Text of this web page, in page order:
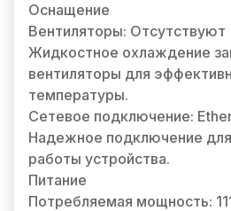
Оснащение
Вентиляторы: Отсутствуют
Жидкостное охлаждение
вентиляторы для
температуры.
Сетевое подключение:
Надежное подключение для
работы устройства.
Питание
Потребляемая мощность: